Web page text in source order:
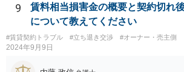
方の立場としても、裁判を起こす時間や労力、
判が終わるまでキャッシュが入ってこないこと
るでしょうから、減額に応じてくる可能性は大
す。
9
賃料相当損害金の概要と契約切れ
について教えてください
#賃貸契約トラブル #立ち退き交渉 #オーナー・売主側
2024年9月9日